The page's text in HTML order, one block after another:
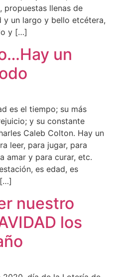
propuestas llenas de
y un largo y bello etcétera,
y […]
un
es el tiempo; su más
y su constante
Caleb Colton. Hay un
leer, para jugar, para
amar y para curar, etc.
es edad, es
nuestro
los